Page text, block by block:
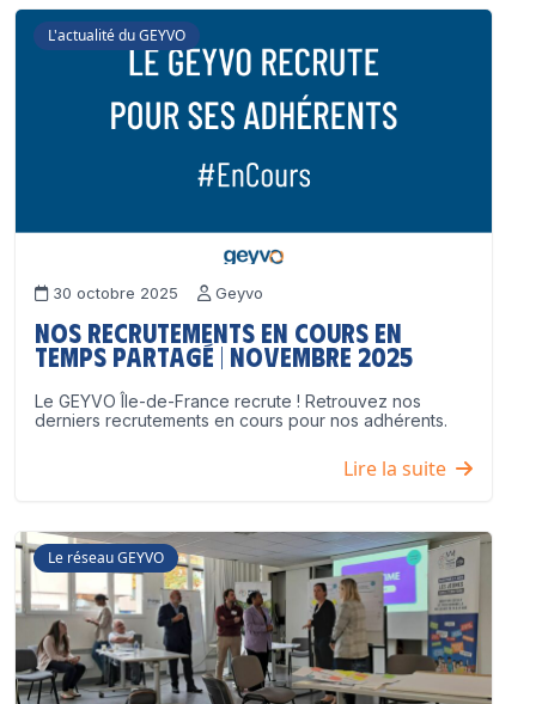
L'actualité du GEYVO
30 octobre 2025 Geyvo
Nos recrutements en cours en
temps partagé | Novembre 2025
Le GEYVO Île-de-France recrute ! Retrouvez nos
derniers recrutements en cours pour nos adhérents.
Lire la suite
Le réseau GEYVO